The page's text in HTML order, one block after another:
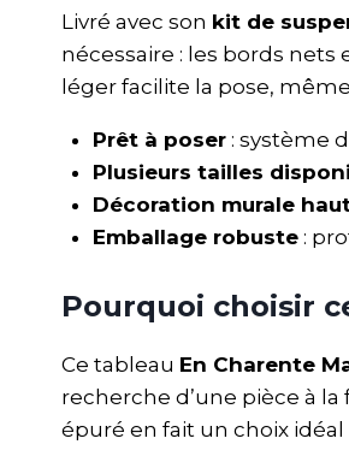
Livré avec son kit de
nécessaire : les bords
léger facilite la pose,
Prêt à poser: système
Plusieurs tailles
Décoration murale
Emballage robuste:
Pourquoi choisir
Ce tableau En Charente
recherche d’une pièce à
épuré en fait un choix